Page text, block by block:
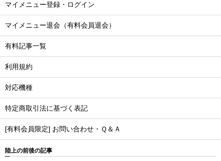
マイメニュー登録・ログイン
マイメニュー退会（有料会員退会）
有料記事一覧
利用規約
対応機種
特定商取引法に基づく表記
[有料会員限定] お問い合わせ・Ｑ＆Ａ
陸上の前後の記事